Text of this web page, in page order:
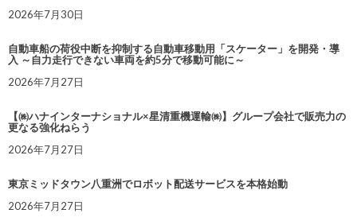
2026年7月30日
自動車船の荷役中断を抑制する自動車移動用「スケーター」を開発・導
入 ～自力走行できない車両を約5分で移動可能に～
2026年7月27日
【㈱ハナインターナショナル×星清重機運輸㈱】グループ会社で販売力の
更なる強化ねらう
2026年7月27日
東京ミッドタウン八重洲でロボット配送サービスを本格始動
2026年7月27日